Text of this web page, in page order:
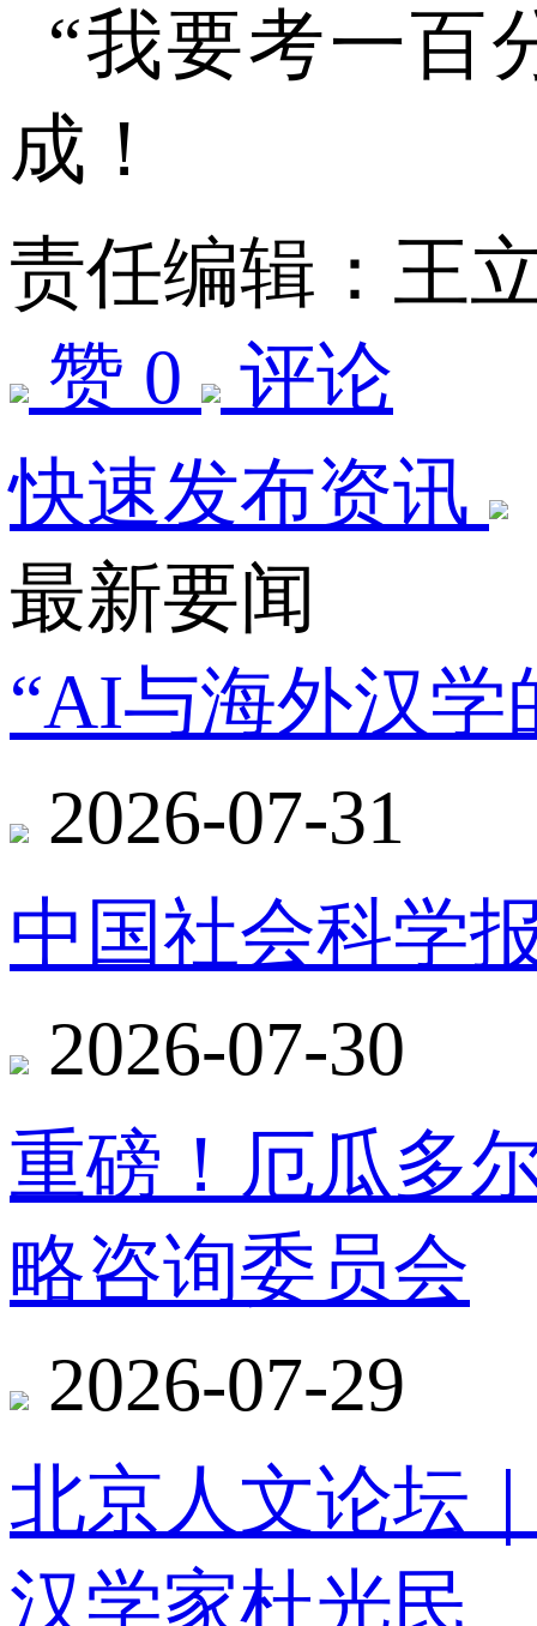
“我要考一
成！
责任编辑：王
赞 0
评论
快速发布资讯
最新要闻
“AI与海外汉学
2026-07-31
中国社会科学
2026-07-30
重磅！厄瓜多
略咨询委员会
2026-07-29
北京人文论坛
汉学家杜光民